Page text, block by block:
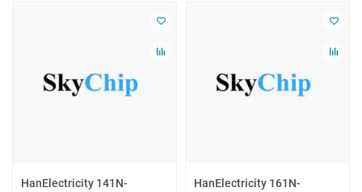
HanElectricity 141N-
HanElectricity 161N-